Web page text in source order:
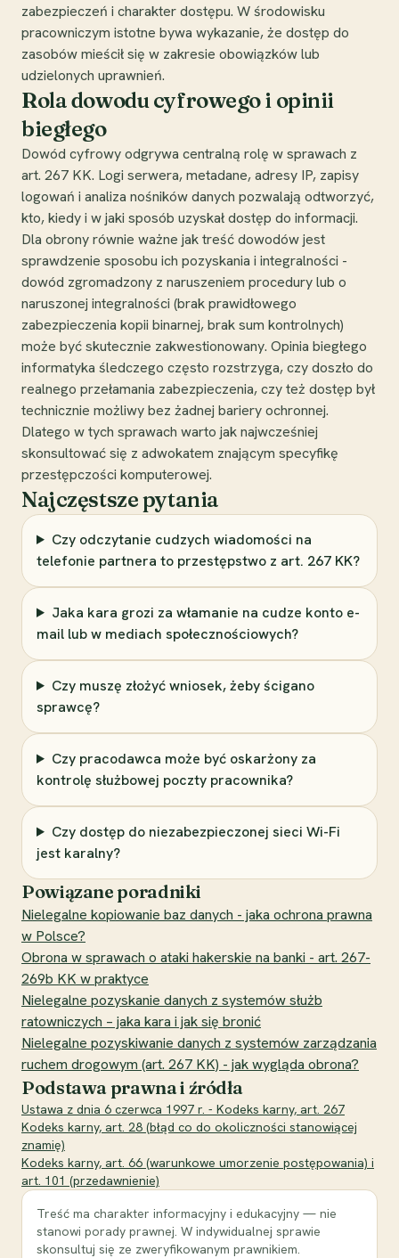
zabezpieczeń i charakter dostępu. W środowisku
pracowniczym istotne bywa wykazanie, że dostęp do
zasobów mieścił się w zakresie obowiązków lub
udzielonych uprawnień.
Rola dowodu cyfrowego i opinii
biegłego
Dowód cyfrowy odgrywa centralną rolę w sprawach z
art. 267 KK. Logi serwera, metadane, adresy IP, zapisy
logowań i analiza nośników danych pozwalają odtworzyć,
kto, kiedy i w jaki sposób uzyskał dostęp do informacji.
Dla obrony równie ważne jak treść dowodów jest
sprawdzenie sposobu ich pozyskania i integralności -
dowód zgromadzony z naruszeniem procedury lub o
naruszonej integralności (brak prawidłowego
zabezpieczenia kopii binarnej, brak sum kontrolnych)
może być skutecznie zakwestionowany. Opinia biegłego
informatyka śledczego często rozstrzyga, czy doszło do
realnego przełamania zabezpieczenia, czy też dostęp był
technicznie możliwy bez żadnej bariery ochronnej.
Dlatego w tych sprawach warto jak najwcześniej
skonsultować się z adwokatem znającym specyfikę
przestępczości komputerowej.
Najczęstsze pytania
Czy odczytanie cudzych wiadomości na
telefonie partnera to przestępstwo z art. 267 KK?
Jaka kara grozi za włamanie na cudze konto e-
mail lub w mediach społecznościowych?
Czy muszę złożyć wniosek, żeby ścigano
sprawcę?
Czy pracodawca może być oskarżony za
kontrolę służbowej poczty pracownika?
Czy dostęp do niezabezpieczonej sieci Wi-Fi
jest karalny?
Powiązane poradniki
Nielegalne kopiowanie baz danych - jaka ochrona prawna
w Polsce?
Obrona w sprawach o ataki hakerskie na banki - art. 267-
269b KK w praktyce
Nielegalne pozyskanie danych z systemów służb
ratowniczych – jaka kara i jak się bronić
Nielegalne pozyskiwanie danych z systemów zarządzania
ruchem drogowym (art. 267 KK) - jak wygląda obrona?
Podstawa prawna i źródła
Ustawa z dnia 6 czerwca 1997 r. - Kodeks karny, art. 267
Kodeks karny, art. 28 (błąd co do okoliczności stanowiącej
znamię)
Kodeks karny, art. 66 (warunkowe umorzenie postępowania) i
art. 101 (przedawnienie)
Treść ma charakter informacyjny i edukacyjny — nie
stanowi porady prawnej. W indywidualnej sprawie
skonsultuj się ze zweryfikowanym prawnikiem.